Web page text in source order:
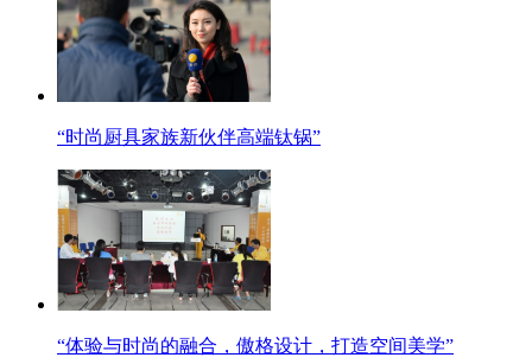
“时尚厨具家族新伙伴高端钛锅”
“体验与时尚的融合，傲格设计，打造空间美学”